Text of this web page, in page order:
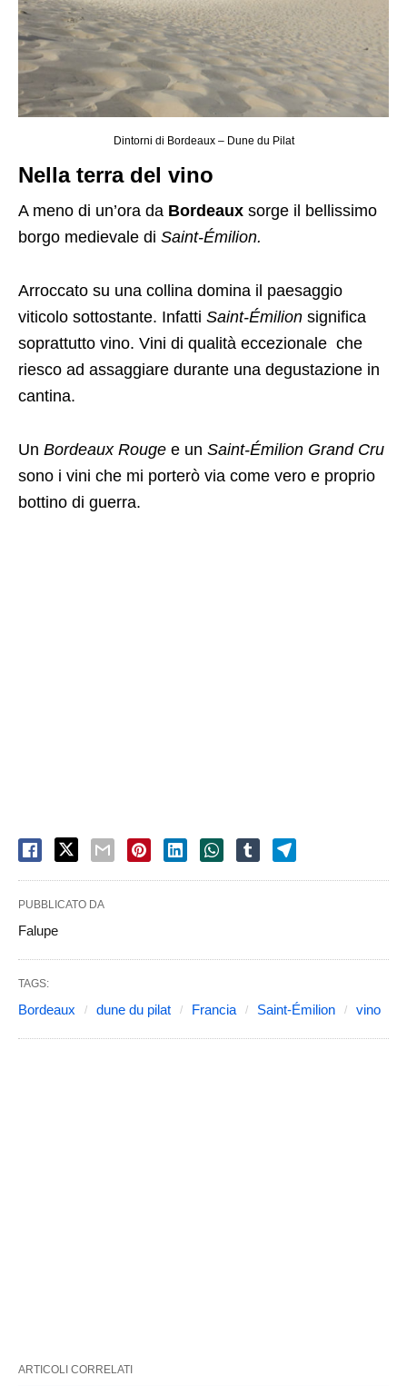
Dintorni di Bordeaux – Dune du Pilat
Nella terra del vino
A meno di un’ora da Bordeaux sorge il bellissimo
borgo medievale di Saint-Émilion.
Arroccato su una collina domina il paesaggio
viticolo sottostante. Infatti Saint-Émilion significa
soprattutto vino. Vini di qualità eccezionale che
riesco ad assaggiare durante una degustazione in
cantina.
Un Bordeaux Rouge e un Saint-Émilion Grand Cru
sono i vini che mi porterò via come vero e proprio
bottino di guerra.
PUBBLICATO DA
Falupe
TAGS:
Bordeaux dune du pilat Francia Saint-Émilion vino
ARTICOLI CORRELATI